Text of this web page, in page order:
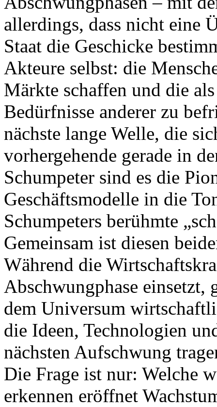
allerdings, dass nicht eine
Staat die Geschicke
Akteure selbst: die
Märkte schaffen und die
Bedürfnisse anderer zu
nächste lange Welle, die
vorhergehende gerade in
Schumpeter sind es die
Geschäftsmodelle in die
Schumpeters berühmte
Gemeinsam ist diesen
Während die
Abschwungphase einsetzt,
dem Universum
die Ideen, Technologien
nächsten Aufschwung
Die Frage ist nur: Welche
erkennen eröffnet